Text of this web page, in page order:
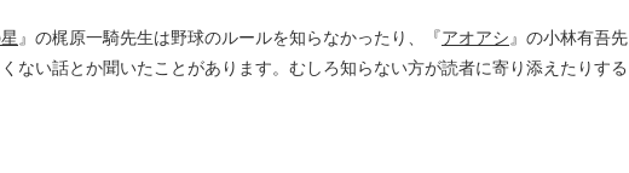
』の梶原一騎先生は野球のルールを知らなかったり、『アオアシ 』の小林有吾先
ない話とか聞いたことがあります。むしろ知らない方が読者に寄り添えたりする